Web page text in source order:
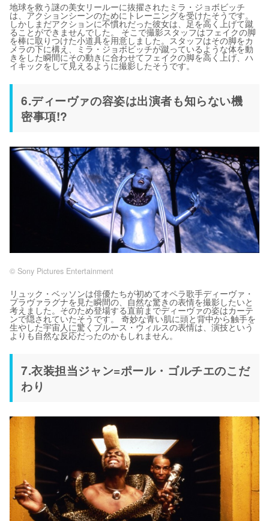
地球を救う謎の美女リールーに抜擢されたミラ・ジョボビッチ
は、アクションシーンのためにトレーニングを受けたそうです。
しかしまだアクションに不慣れだった彼女は、足を高く上げて蹴
ることができませんでした。 そこで撮影スタッフはフェイクの脚
を棒に取りつけた小道具を用意しました。スタッフはその脚をカ
メラの下に構え、ミラ・ジョボビッチが蹴っているような体を動
きをした瞬間にその動きに合わせてフェイクの脚を高く上げ、ハ
イキックをして見えるように撮影したそうです。
6.ディーヴァの容姿は出演者も知らない機
密事項!?
© Sony Pictures Entertainment
リュック・ベッソンは俳優たちが初めてオペラ歌手ディーヴァ・
プラヴァラグナを見た瞬間の、自然な驚きの表情を撮影したいと
考えました。そのため登場する直前までディーヴァの姿はカーテ
ンで隠されていたそうです。 奇妙な青い肌に頭と背中から触手を
生やした宇宙人に驚くブルース・ウィルスの表情は、演技という
よりも自然な反応だったのかもしれません。
7.衣装担当ジャン=ポール・ゴルチエのこだ
わり